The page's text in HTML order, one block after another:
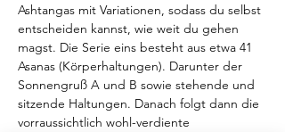
Ashtangas mit Variationen, sodass du selbst
entscheiden kannst, wie weit du gehen
magst. Die Serie eins besteht aus etwa 41
Asanas (Körperhaltungen). Darunter der
Sonnengruß A und B sowie stehende und
sitzende Haltungen. Danach folgt dann die
vorraussichtlich wohl-verdiente